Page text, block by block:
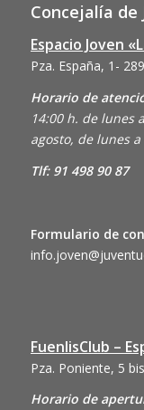
Concejalía
Espacio Joven
Pza. España, 1-
Horario de
14:00 h. de lunes
agosto, de lunes
Tlf: 91 498 90 87
Formulario de
FuenlisClub –
Pza. Poniente, 5
Horario de